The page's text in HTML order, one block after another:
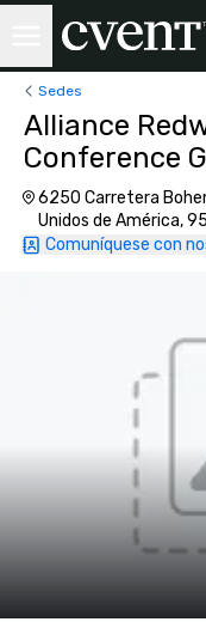
Sedes
Alliance
Conference
6250 Carretera
Unidos de América,
Comuníquese con